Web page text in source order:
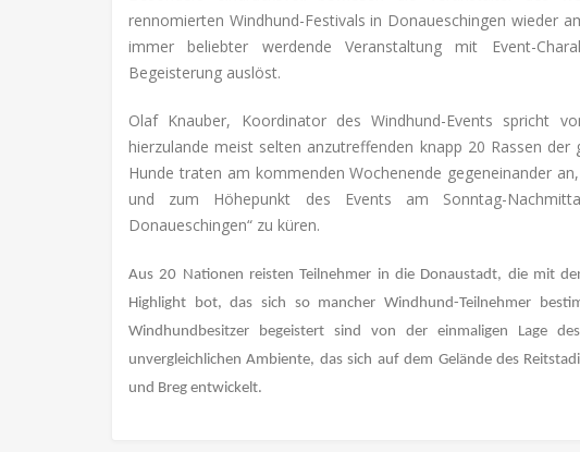
rennomierten Windhund-Festivals in Donaueschingen wieder
immer beliebter werdende Veranstaltung mit Event-
Begeisterung auslöst.
Olaf Knauber, Koordinator des Windhund-Events spricht
hierzulande meist selten anzutreffenden knapp 20 Rassen
Hunde traten am kommenden Wochenende gegeneinander
und zum Höhepunkt des Events am Sonntag-
Donaueschingen“ zu küren.
Aus 20 Nationen reisten Teilnehmer in die Donaustadt, die mit
Highlight bot, das sich so mancher Windhund-Teilnehmer
Windhundbesitzer begeistert sind von der einmaligen Lage
unvergleichlichen Ambiente, das sich auf dem Gelände des
und Breg entwickelt.